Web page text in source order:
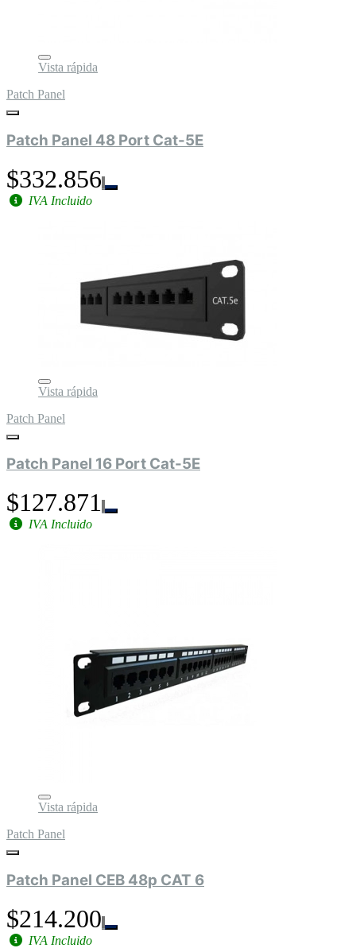
Vista rápida
Patch Panel
Patch Panel 48 Port Cat-5E
$332.856
IVA Incluido
Vista rápida
Patch Panel
Patch Panel 16 Port Cat-5E
$127.871
IVA Incluido
Vista rápida
Patch Panel
Patch Panel CEB 48p CAT 6
$214.200
IVA Incluido